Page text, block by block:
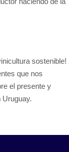
sostenible!
que nos
el presente y